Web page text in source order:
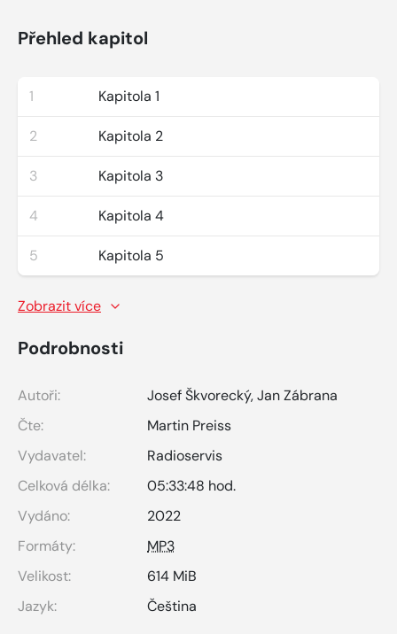
Přehled kapitol
1 Kapitola 1
2 Kapitola 2
3 Kapitola 3
4 Kapitola 4
5 Kapitola 5
Zobrazit více
Podrobnosti
Autoři: Josef Škvorecký,Jan Zábrana
Čte:
Martin Preiss
Vydavatel:
Radioservis
Celková délka:
05:33:48 hod.
Vydáno:
2022
Formáty:
MP3
Velikost:
614 MiB
Jazyk:
Čeština